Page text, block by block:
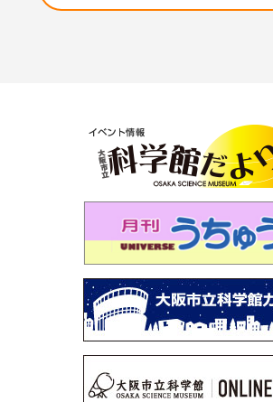
第114回 「空を眺めると…～夏の雲は
第113回 プラネタリウム「木星と土星
第111回 企画展「石は地球のワンダー
せられた2人のコレクション～」
第110回 プラネタリウム「見えない宇
謎の光・Ｘ線をとらえろ～」
第109回 「星図の描き方」
第108回 サイエンスショー「静電気な
い！？」